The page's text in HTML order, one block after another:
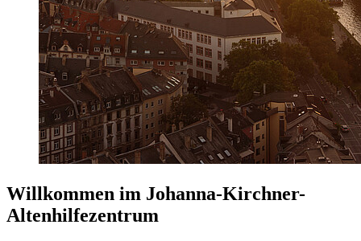
Willkommen im Johanna-Kirchner-
Altenhilfezentrum